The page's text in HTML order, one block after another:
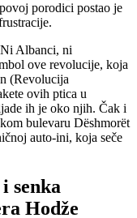
porodici postao je
Albanci, ni
ove revolucije, koja
(Revolucija
ovih ptica u
ih je oko njih. Čak i
bulevaru Dëshmorët
auto-ini, koja seče
senka
Hodže